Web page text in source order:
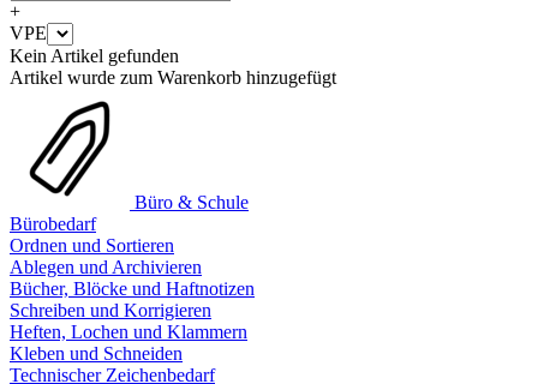
+
VPE
Kein Artikel gefunden
Artikel wurde zum Warenkorb hinzugefügt
Büro & Schule
Bürobedarf
Ordnen und Sortieren
Ablegen und Archivieren
Bücher, Blöcke und Haftnotizen
Schreiben und Korrigieren
Heften, Lochen und Klammern
Kleben und Schneiden
Technischer Zeichenbedarf